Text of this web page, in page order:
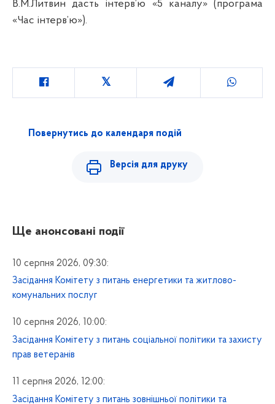
В.М.Литвин дасть інтерв’ю «5 каналу» (програма
«Час інтерв’ю»).
Повернутись до календаря подій
Версія для друку
Ще анонсовані події
10 серпня 2026, 09:30:
Засідання Комітету з питань енергетики та житлово-
комунальних послуг
10 серпня 2026, 10:00:
Засідання Комітету з питань соціальної політики та захисту
прав ветеранів
11 серпня 2026, 12:00:
Засідання Комітету з питань зовнішньої політики та